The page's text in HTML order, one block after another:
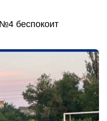
беспокоит